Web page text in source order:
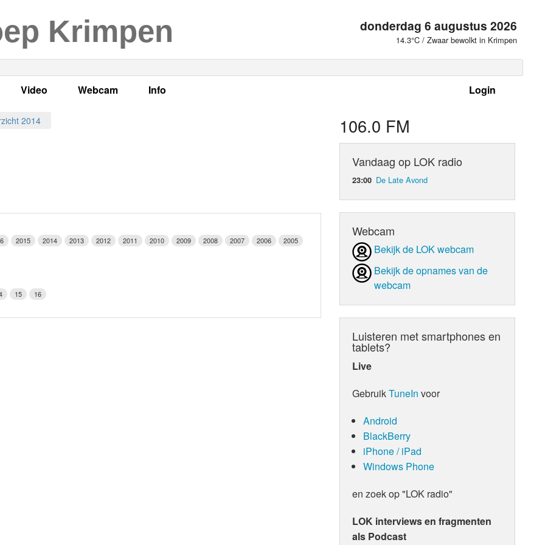
Krimpen donderdag 6 augustus 2026
14.3°C / Zwaar bewolkt in Krimpen
Login
Video
LOK TV
Webcam Info
2014
2015 2014 2013 2012 2011 2010 2009 2008 2007 2006
2005
15 16
106.0 FM
Vandaag op LOK radio
23:00 De Late Avond
Webcam
Bekijk de LOK webcam
Bekijk de opnames van de
webcam
Luisteren met smartphones en
tablets?
Live
GebruikTuneIn voor
Android
BlackBerry
iPhone / iPad
Windows Phone
en zoek op "LOK radio"
LOK interviews en fragmenten
als Podcast